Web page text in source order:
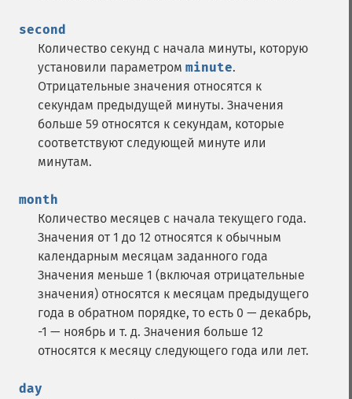
second
Количество секунд с начала минуты, которую
установили параметром minute.
Отрицательные значения относятся к
секундам предыдущей минуты. Значения
больше 59 относятся к секундам, которые
соответствуют следующей минуте или
минутам.
month
Количество месяцев с начала текущего года.
Значения от 1 до 12 относятся к обычным
календарным месяцам заданного года
Значения меньше 1 (включая отрицательные
значения) относятся к месяцам предыдущего
года в обратном порядке, то есть 0 — декабрь,
-1 — ноябрь и т. д. Значения больше 12
относятся к месяцу следующего года или лет.
day